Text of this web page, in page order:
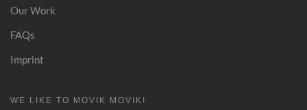
Our Work
FAQs
Imprint
WE LIKE TO MOVIK MOVIK!